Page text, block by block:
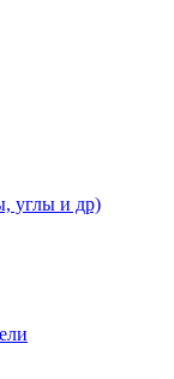
углы и др)